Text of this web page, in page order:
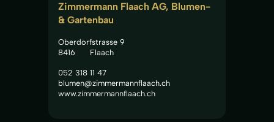
Zimmermann Flaach AG, Blumen-
& Gartenbau
Oberdorfstrasse 9
8416
Flaach
052 318 11 47
blumen@zimmermannflaach.ch
www.zimmermannflaach.ch